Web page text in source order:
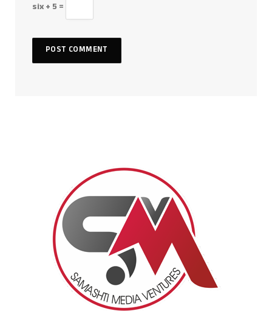
six + 5 =